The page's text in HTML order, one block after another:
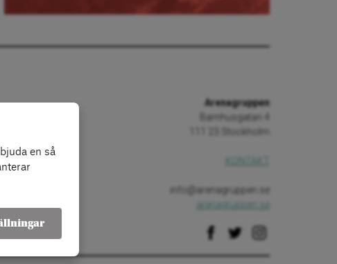
Arenagruppen
Barnhusgatan 4
111 23 Stockholm
info@arenagruppen.se
arenagruppen.se
en så